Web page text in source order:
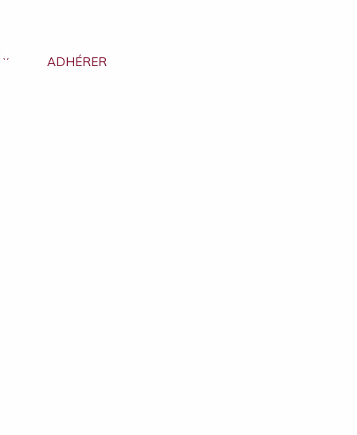
ADHÉRER